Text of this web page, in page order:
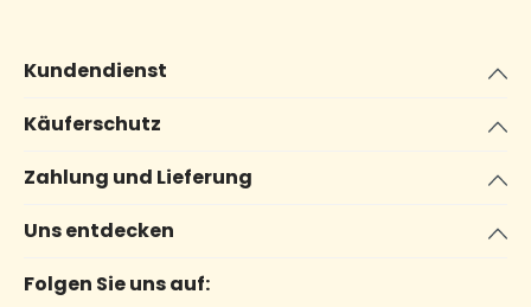
Kundendienst
Käuferschutz
Zahlung und Lieferung
Uns entdecken
Folgen Sie uns auf: